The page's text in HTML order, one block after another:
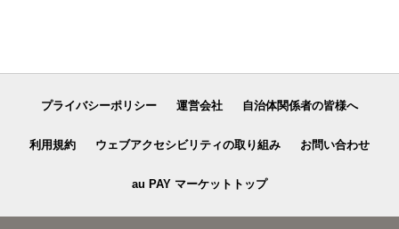
プライバシーポリシー 運営会社 自治体関係者の皆様へ
利用規約 ウェブアクセシビリティの取り組み お問い合わせ
au PAY マーケットトップ